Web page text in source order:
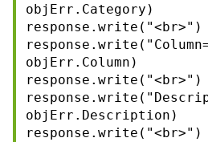
objErr.Category)
response.write("<br>")
objErr.Column)
response.write("<br>")
objErr.Description)
response.write("<br>")